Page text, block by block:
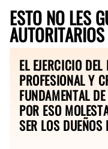
ESTO NO LES
AUTORITARIOS
EL EJERCICIO
PROFESIONAL Y
FUNDAMENTAL
POR ESO
SER LOS